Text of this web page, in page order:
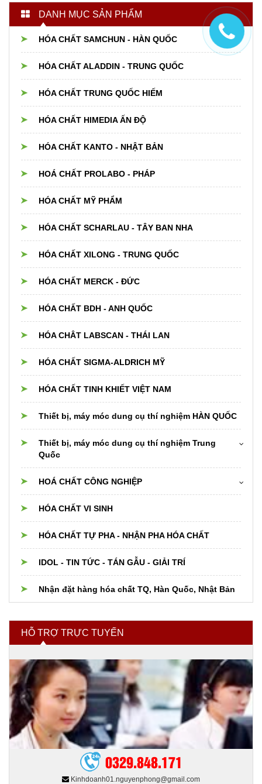
DANH MỤC SẢN PHẨM
HÓA CHẤT SAMCHUN - HÀN QUỐC
HÓA CHẤT ALADDIN - TRUNG QUỐC
HÓA CHẤT TRUNG QUỐC HIẾM
HÓA CHẤT HIMEDIA ẤN ĐỘ
HÓA CHẤT KANTO - NHẬT BẢN
HOÁ CHẤT PROLABO - PHÁP
HÓA CHẤT MỸ PHẨM
HÓA CHẤT SCHARLAU - TÂY BAN NHA
HÓA CHẤT XILONG - TRUNG QUỐC
HÓA CHẤT MERCK - ĐỨC
HÓA CHẤT BDH - ANH QUỐC
HÓA CHÂT LABSCAN - THÁI LAN
HÓA CHẤT SIGMA-ALDRICH MỸ
HÓA CHẤT TINH KHIẾT VIỆT NAM
Thiết bị, máy móc dung cụ thí nghiệm HÀN QUỐC
Thiết bị, máy móc dung cụ thí nghiệm Trung
Quốc
Cân điện tử
Dụng cụ thủy tinh Trung Quốc
Thiết bị dụng cụ PTN khác
HOÁ CHẤT CÔNG NGHIỆP
Hóa chất cho nồi hơi boiler,cooling,chiller
Hóa chất xử lý nước
Nguyên liệu Thực phẩm, Dược phẩm, Mỹ phẩm
Hóa chất và nguyên liệu cho Phân bón
Hóa chất tẩy rửa
Hóa chất nhóm ngành khác
HÓA CHẤT VI SINH
HÓA CHẤT TỰ PHA - NHẬN PHA HÓA CHẤT
IDOL - TIN TỨC - TÁN GẪU - GIẢI TRÍ
Nhận đặt hàng hóa chất TQ, Hàn Quốc, Nhật Bản
HỖ TRỢ TRỰC TUYẾN
0329.848.171
Kinhdoanh01.nguyenphong@gmail.com